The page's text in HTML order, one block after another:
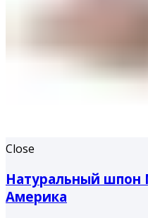
Close
Натуральный шпон
Америка